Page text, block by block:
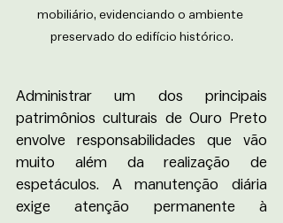
mobiliário, evidenciando o ambiente
preservado do edifício histórico.
Administrar um dos principais
patrimônios culturais de Ouro Preto
envolve responsabilidades que vão
muito além da realização de
espetáculos. A manutenção diária
exige atenção permanente à